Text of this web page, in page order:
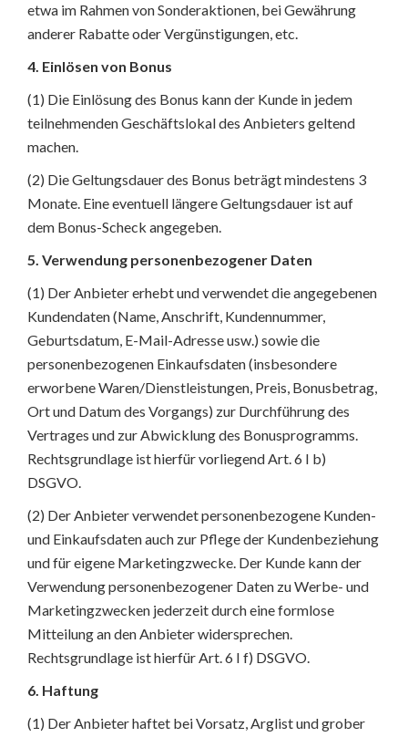
etwa im Rahmen von Sonderaktionen, bei Gewährung
anderer Rabatte oder Vergünstigungen, etc.
4. Einlösen von Bonus
(1) Die Einlösung des Bonus kann der Kunde in jedem
teilnehmenden Geschäftslokal des Anbieters geltend
machen.
(2) Die Geltungsdauer des Bonus beträgt mindestens 3
Monate. Eine eventuell längere Geltungsdauer ist auf
dem Bonus-Scheck angegeben.
5. Verwendung personenbezogener Daten
(1) Der Anbieter erhebt und verwendet die angegebenen
Kundendaten (Name, Anschrift, Kundennummer,
Geburtsdatum, E-Mail-Adresse usw.) sowie die
personenbezogenen Einkaufsdaten (insbesondere
erworbene Waren/Dienstleistungen, Preis, Bonusbetrag,
Ort und Datum des Vorgangs) zur Durchführung des
Vertrages und zur Abwicklung des Bonusprogramms.
Rechtsgrundlage ist hierfür vorliegend Art. 6 I b)
DSGVO.
(2) Der Anbieter verwendet personenbezogene Kunden-
und Einkaufsdaten auch zur Pflege der Kundenbeziehung
und für eigene Marketingzwecke. Der Kunde kann der
Verwendung personenbezogener Daten zu Werbe- und
Marketingzwecken jederzeit durch eine formlose
Mitteilung an den Anbieter widersprechen.
Rechtsgrundlage ist hierfür Art. 6 I f) DSGVO.
6. Haftung
(1) Der Anbieter haftet bei Vorsatz, Arglist und grober